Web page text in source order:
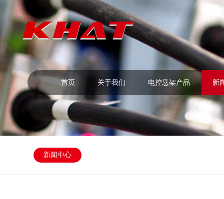
首页 关于我们 电控悬架产品 新
新闻中心